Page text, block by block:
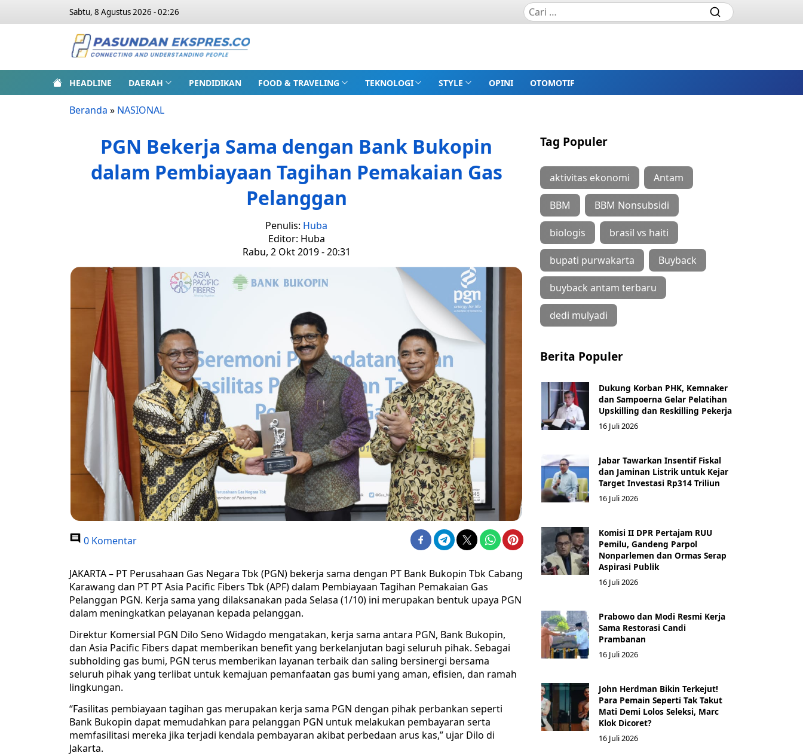
Sabtu, 8 Agustus 2026 - 02:26
HEADLINE DAERAH PENDIDIKAN FOOD & TRAVELING TEKNOLOGI STYLE OPINI OTOMOTIF
Beranda » NASIONAL
PGN Bekerja Sama dengan Bank Bukopin
dalam Pembiayaan Tagihan Pemakaian Gas
Pelanggan
Penulis: Huba
Editor: Huba
Rabu, 2 Okt 2019 - 20:31
0 Komentar
JAKARTA – PT Perusahaan Gas Negara Tbk (PGN) bekerja sama dengan PT Bank Bukopin Tbk Cabang
Karawang dan PT PT Asia Pacific Fibers Tbk (APF) dalam Pembiayaan Tagihan Pemakaian Gas
Pelanggan PGN. Kerja sama yang dilaksanakan pada Selasa (1/10) ini merupakan bentuk upaya PGN
dalam meningkatkan pelayanan kepada pelanggan.
Direktur Komersial PGN Dilo Seno Widagdo mengatakan, kerja sama antara PGN, Bank Bukopin,
dan Asia Pacific Fibers dapat memberikan benefit yang berkelanjutan bagi seluruh pihak. Sebagai
subholding gas bumi, PGN terus memberikan layanan terbaik dan saling bersinergi bersama
seluruh pihak yang terlibat untuk kemajuan pemanfaatan gas bumi yang aman, efisien, dan ramah
lingkungan.
“Fasilitas pembiayaan tagihan gas merupakan kerja sama PGN dengan pihak perbankan seperti
Bank Bukopin dapat memudahkan para pelanggan PGN untuk melakukan pembayaran serta
memfasilitasi mereka jika terjadi kendala pembayaran akibat perbedaan arus kas,” ujar Dilo di
Jakarta.
Tag Populer
aktivitas ekonomi Antam
BBM BBM Nonsubsidi
biologis brasil vs haiti
bupati purwakarta Buyback
buyback antam terbaru
dedi mulyadi
Berita Populer
Dukung Korban PHK, Kemnaker
dan Sampoerna Gelar Pelatihan
Upskilling dan Reskilling Pekerja
16 Juli 2026
Jabar Tawarkan Insentif Fiskal
dan Jaminan Listrik untuk Kejar
Target Investasi Rp314 Triliun
16 Juli 2026
Komisi II DPR Pertajam RUU
Pemilu, Gandeng Parpol
Nonparlemen dan Ormas Serap
Aspirasi Publik
16 Juli 2026
Prabowo dan Modi Resmi Kerja
Sama Restorasi Candi
Prambanan
16 Juli 2026
John Herdman Bikin Terkejut!
Para Pemain Seperti Tak Takut
Mati Demi Lolos Seleksi, Marc
Klok Dicoret?
16 Juli 2026